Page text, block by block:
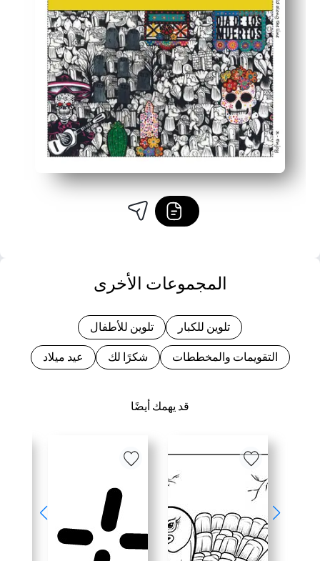
قد يهمك أيضًا
المجموعات الأخرى
تلوين للكبار تلوين للأطفال
التقويمات والمخططات شكرًا لك عيد ميلاد